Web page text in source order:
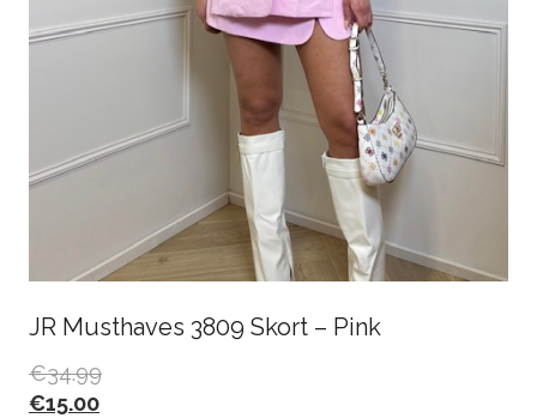
JR Musthaves 3809 Skort – Pink
€34.99
€15.00